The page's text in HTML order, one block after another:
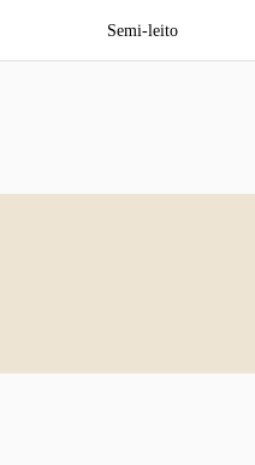
Semi-leito